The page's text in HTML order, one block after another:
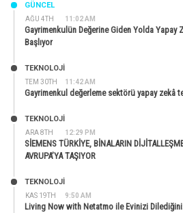
AĞU 4TH 11:02 AM
GÜNCEL
Gayrimenkulün Değerine Giden Yolda Yapay
Başlıyor
TEM 30TH 11:42 AM
TEKNOLOJİ
Gayrimenkul değerleme sektörü yapay zekâ
ARA 8TH 12:29 PM
TEKNOLOJİ
SİEMENS TÜRKİYE, BİNALARIN
AVRUPA’YA TAŞIYOR
KAS 19TH 9:50 AM
TEKNOLOJİ
Living Now with Netatmo ile Evinizi